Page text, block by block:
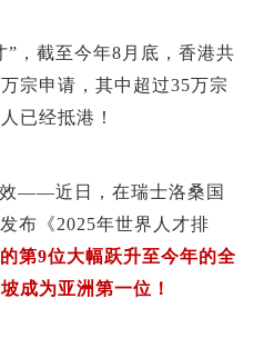
”，截至今年8月底，香港共
宗申请，其中超过35万宗
已经抵港！
——近日，在瑞士洛桑国
布《2025年世界人才排
第9位大幅跃升至今年的全
成为亚洲第一位！